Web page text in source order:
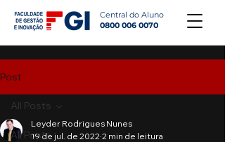
Central do Aluno
0800 006 0070
Post
All Posts
All Posts
Leyder Rodrigues Nunes
19 de jul. de 2022 2 min de leitura